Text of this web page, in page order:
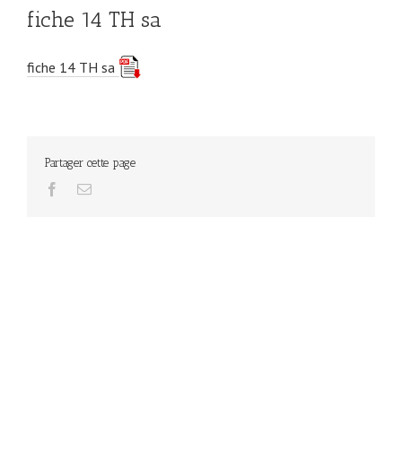
fiche 14 TH sa
fiche 14 TH sa
Partager cette page